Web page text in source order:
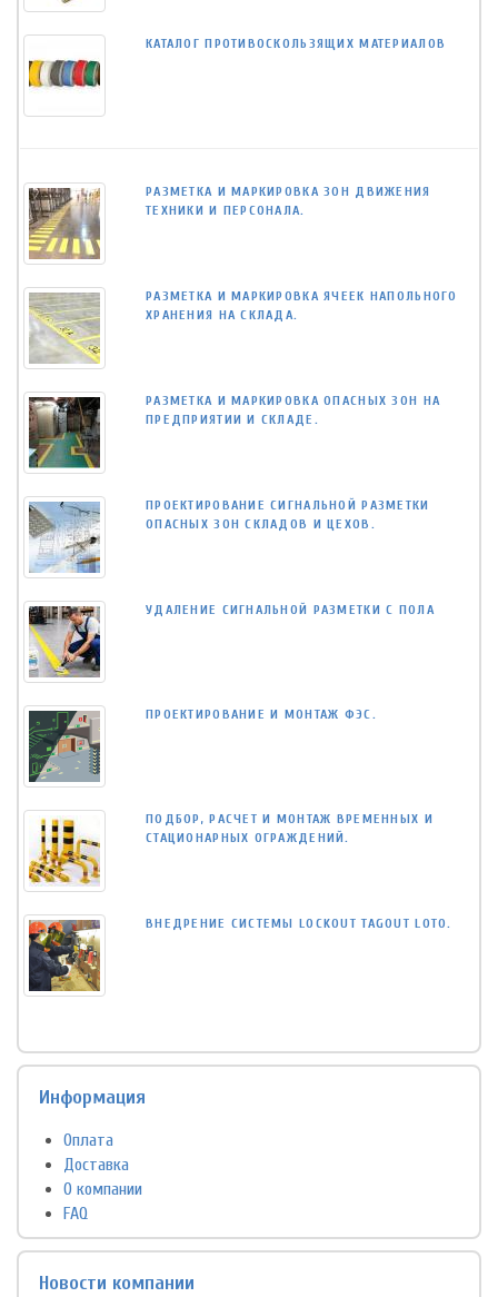
КАТАЛОГ ПРОТИВОСКОЛЬЗЯЩИХ МАТЕРИАЛОВ
РАЗМЕТКА И МАРКИРОВКА ЗОН ДВИЖЕНИЯ
ТЕХНИКИ И ПЕРСОНАЛА.
РАЗМЕТКА И МАРКИРОВКА ЯЧЕЕК НАПОЛЬНОГО
ХРАНЕНИЯ НА СКЛАДА.
РАЗМЕТКА И МАРКИРОВКА ОПАСНЫХ ЗОН НА
ПРЕДПРИЯТИИ И СКЛАДЕ.
ПРОЕКТИРОВАНИЕ СИГНАЛЬНОЙ РАЗМЕТКИ
ОПАСНЫХ ЗОН СКЛАДОВ И ЦЕХОВ.
УДАЛЕНИЕ СИГНАЛЬНОЙ РАЗМЕТКИ С ПОЛА
ПРОЕКТИРОВАНИЕ И МОНТАЖ ФЭС.
ПОДБОР, РАСЧЕТ И МОНТАЖ ВРЕМЕННЫХ И
СТАЦИОНАРНЫХ ОГРАЖДЕНИЙ.
ВНЕДРЕНИЕ СИСТЕМЫ LOCKOUT TAGOUT LOTO.
Информация
Оплата
Доставка
О компании
FAQ
Новости компании